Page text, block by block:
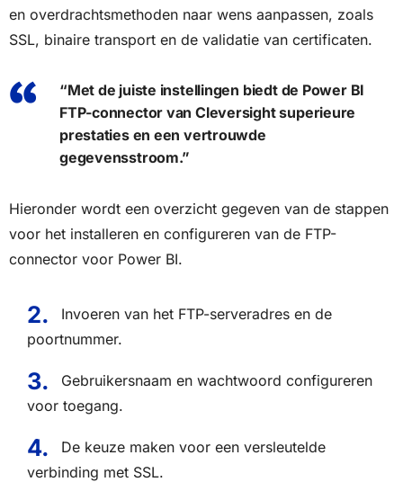
en overdrachtsmethoden naar wens aanpassen, zoals
SSL, binaire transport en de validatie van certificaten.
“Met de juiste instellingen biedt de Power BI
FTP-connector van Cleversight superieure
prestaties en een vertrouwde
gegevensstroom.”
Hieronder wordt een overzicht gegeven van de stappen
voor het installeren en configureren van de FTP-
connector voor Power BI.
Invoeren van het FTP-serveradres en de
poortnummer.
Gebruikersnaam en wachtwoord configureren
voor toegang.
De keuze maken voor een versleutelde
verbinding met SSL.